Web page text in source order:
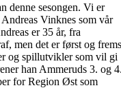
denne sesongen. Vi er
Vinknes som vår
er 35 år, fra
men det er først og
og spillutvikler som vil gi
han Ammeruds 3. og
for Region Øst som